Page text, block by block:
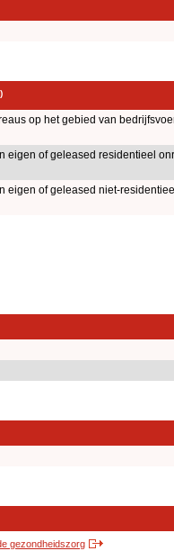
op het gebied van
eigen of geleased residentieel
eigen of geleased niet-
gezondheidszorg